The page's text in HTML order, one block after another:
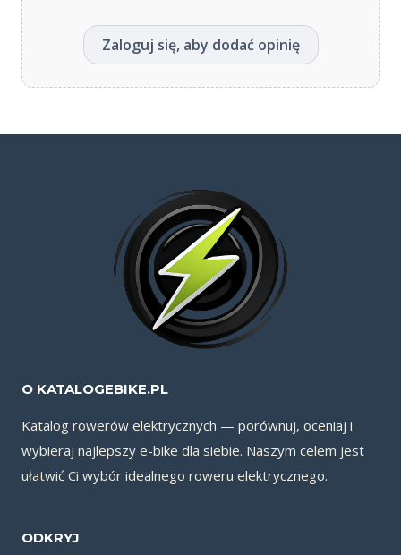
Zaloguj się, aby dodać opinię
O KATALOGEBIKE.PL
Katalog rowerów elektrycznych — porównuj, oceniaj i
wybieraj najlepszy e-bike dla siebie. Naszym celem jest
ułatwić Ci wybór idealnego roweru elektrycznego.
ODKRYJ